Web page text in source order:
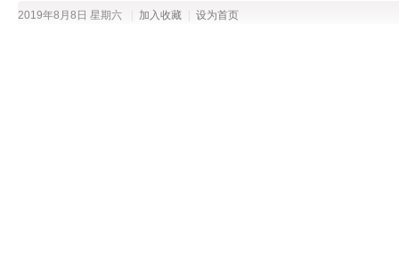
2019年8月8日 星期六 加入收藏 设为首页